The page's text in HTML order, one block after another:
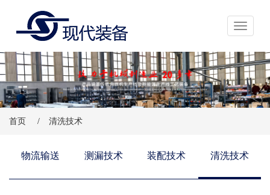
展开导航
首页 / 清洗技术
物流输送 测漏技术 装配技术 清洗技术